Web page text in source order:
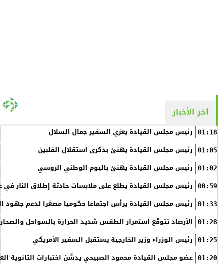
آخر الأخبار
01:18 رئيس مجلس القيادة يعزي السفير جمال السلال
01:05 رئيس مجلس القيادة يهنئ بذكرى استقلال الفلبين
01:02 رئيس مجلس القيادة يهنئ باليوم الوطني الروسي
00:59 رئيس مجلس القيادة يطلع على ملابسات حادثة إطلاق النار في
01:33 رئيس مجلس القيادة يرأس اجتماعا حكوميا مصغرا لدعم جهود
01:28 الأرصاد تتوقّع استمرار الطقس شديد الحرارة بالسواحل
01:25 رئيس الوزراء وزير الخارجية يستقبل السفير الأمريكي
01:20 عضو مجلس القيادة محمود الصبيحي يدشّن اختبارات الثانوية